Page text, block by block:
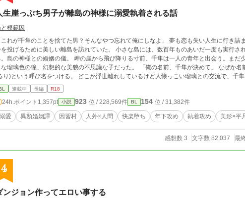
生崖っぷち男子が離島の神様に溺愛執着される話
模範囚
が千隼のことを捨てた男？そんなやつ忘れて俺にしなよ」 夢も恋も失い人生に行き詰まった三谷千隼(みたに ちはや)は、海に
投げるために美しい離島を訪れていた。 小さな島には、数百年ものあいだ一度も実行さ
様との婚姻の儀。 岬の崖から飛び降りる寸前、千隼は一人の青年と出会う。まだ少年の面影を残す白い横顔、海の底のよ
璃色の瞳、幻想的な美貌の不思議な子だった。 「俺の名前、千隼が決めて」 なぜか名前を教えてくれない青年に、千隼は瑠璃
う呼び名をつける。 どこか浮世離れしているけど人懐っこい瑠璃との交流で、千隼は少しずつ生きる気力を取り戻してい
しかしあるとき、瑠璃が島の人々から神様と崇められる存在だと知り……。 汚れた過去を持つ千隼がはじめて掴んだ本物の恋、
された離島の土着信仰の狂気、瑠璃の正体。いつのまにか千隼は島の奇妙な因習に囚われていく。 溺愛執着年下攻め
け ※作中で浮気描写はありませんが、過去のモブ×受け描写が少しあります 作中で攻め
があるけど、瑠璃はリバ要素なしの攻め男です 全34話、完結保証
連載中 長編 R18
24h.ポイント 1,357pt 小説 923 位 / 228,569件 BL 154 位 / 31,382件
溺愛 異類婚姻譚 因習村 人外×人間 快楽堕ち 年下攻め 執着攻め 美形×平
感想数 3 文字数 82,037 最
4
ンジョン作ってエロい事する